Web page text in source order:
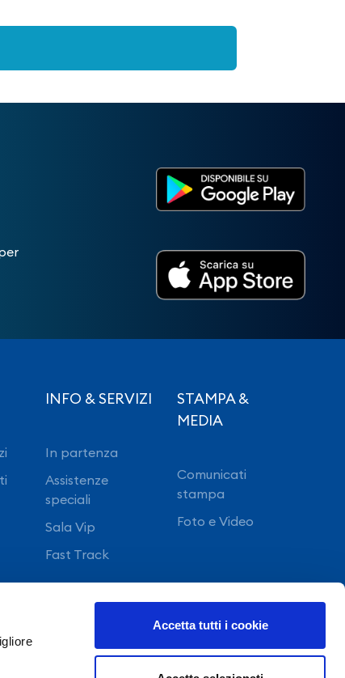
Accetta tutti i cookie
INFO & SERVIZI
In partenza
Assistenze
speciali
Sala Vip
Fast Track
STAMPA &
MEDIA
Comunicati
stampa
Foto e Video